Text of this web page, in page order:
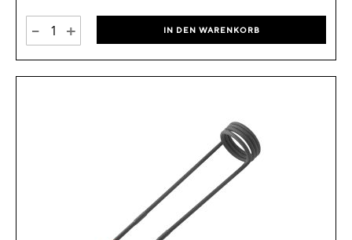
- + IN DEN WARENKORB